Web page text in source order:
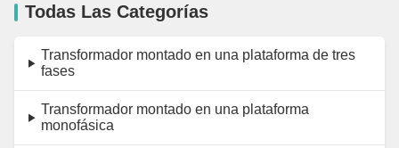
Todas Las Categorías
Transformador montado en una plataforma de tres
fases
Transformador montado en una plataforma
monofásica